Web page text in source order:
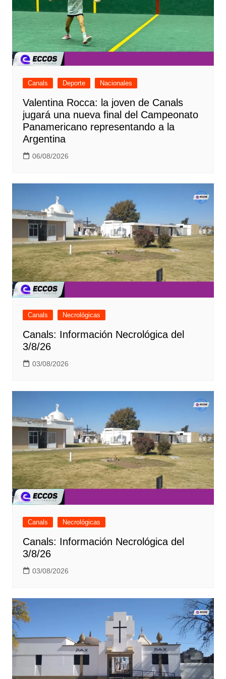
Canals Deporte Nacionales
Valentina Rocca: la joven de Canals
jugará una nueva final del Campeonato
Panamericano representando a la
Argentina
06/08/2026
Canals Necrológicas
Canals: Información Necrológica del
3/8/26
03/08/2026
Canals Necrológicas
Canals: Información Necrológica del
3/8/26
03/08/2026